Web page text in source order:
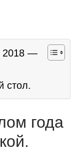
2018 —
стол.
года